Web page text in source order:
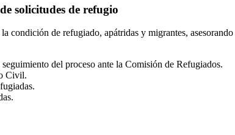
solicitudes de refugio
condición de refugiado, apátridas y migrantes,
del proceso ante la Comisión de Refugiados.
Civil.